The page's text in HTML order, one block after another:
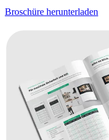
Broschüre herunterladen